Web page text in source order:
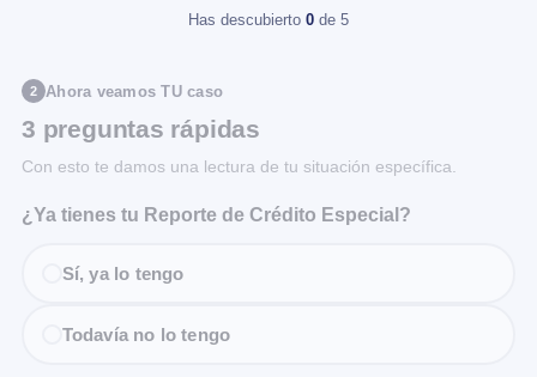
Has descubierto 0 de 5
2 Ahora veamos TU caso
3 preguntas rápidas
Con esto te damos una lectura de tu situación específica.
¿Ya tienes tu Reporte de Crédito Especial?
Sí, ya lo tengo
Todavía no lo tengo